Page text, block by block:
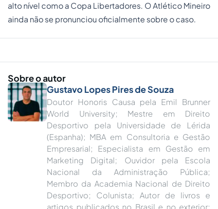
alto nível como a Copa Libertadores. O Atlético Mineiro
ainda não se pronunciou oficialmente sobre o caso.
Sobre o autor
Gustavo Lopes Pires de Souza
Doutor Honoris Causa pela Emil Brunner
World University; Mestre em Direito
Desportivo pela Universidade de Lérida
(Espanha); MBA em Consultoria e Gestão
Empresarial; Especialista em Gestão em
Marketing Digital; Ouvidor pela Escola
Nacional da Administração Pública;
Membro da Academia Nacional de Direito
Desportivo; Colunista; Autor de livros e